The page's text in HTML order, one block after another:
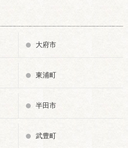
大府市
東浦町
半田市
武豊町